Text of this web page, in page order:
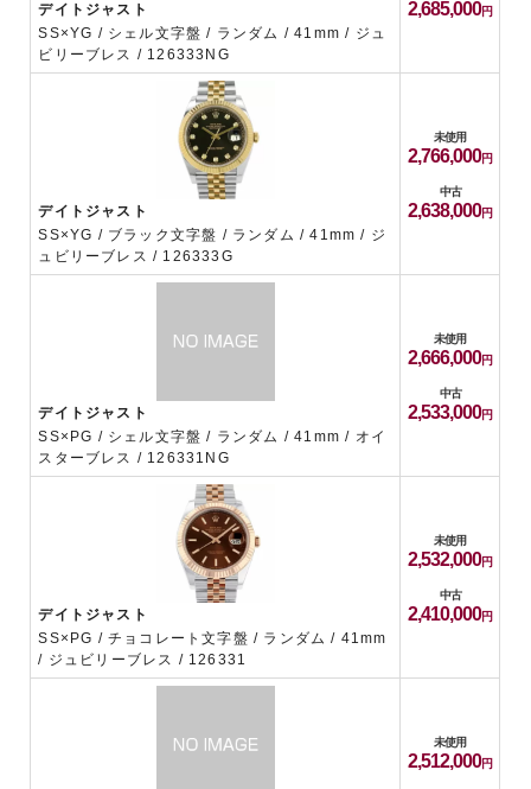
デイトジャスト
SS×YG / シェル文字盤 / ランダム / 41mm / ジュ
ビリーブレス / 126333NG
2,685,000
デイトジャスト
SS×YG / ブラック文字盤 / ランダム / 41mm / ジ
ュビリーブレス / 126333G
未使用
2,766,000
中古
2,638,000
デイトジャスト
SS×PG / シェル文字盤 / ランダム / 41mm / オイ
スターブレス / 126331NG
未使用
2,666,000
中古
2,533,000
デイトジャスト
SS×PG / チョコレート文字盤 / ランダム / 41mm
/ ジュビリーブレス / 126331
未使用
2,532,000
中古
2,410,000
未使用
2,512,000